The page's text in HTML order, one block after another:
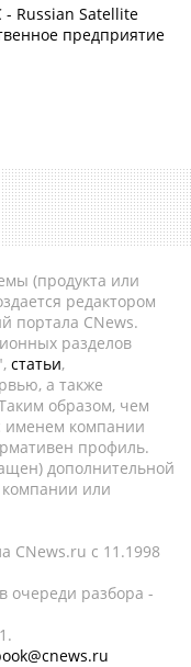
- Russian Satellite
предприятие
(продукта или
редактором
портала CNews.
разделов
статьи,
а также
образом, чем
именем компании
профиль.
дополнительной
или
CNews.ru c 11.1998
очереди разбора -